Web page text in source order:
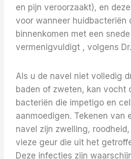
en pijn veroorzaakt), en
voor wanneer huidbacteriën
binnenkomen met een
vermenigvuldigt , volgens
Als u de navel niet volledig
baden of zweten, kan vocht
bacteriën die impetigo en
aanmoedigen. Tekenen van
navel zijn zwelling,
vieze geur die uit het
Deze infecties zijn